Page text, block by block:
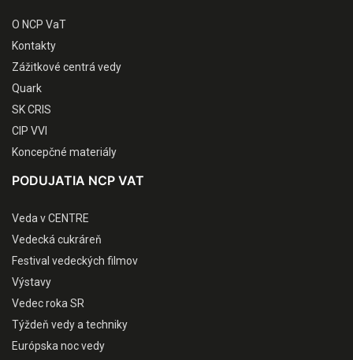
O NCP VaT
Kontakty
Zážitkové centrá vedy
Quark
SK CRIS
CIP VVI
Koncepčné materiály
PODUJATIA NCP VAT
Veda v CENTRE
Vedecká cukráreň
Festival vedeckých filmov
Výstavy
Vedec roka SR
Týždeň vedy a techniky
Európska noc vedy